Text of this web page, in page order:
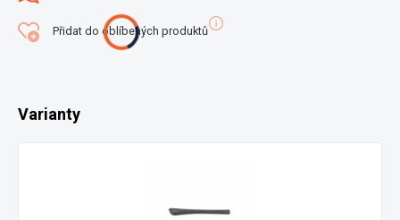
Přidat do oblíbených produktů
Varianty